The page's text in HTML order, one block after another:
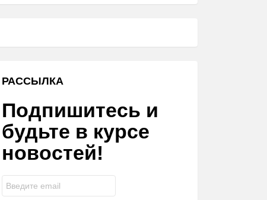
РАССЫЛКА
Подпишитесь и
будьте в курсе
новостей!